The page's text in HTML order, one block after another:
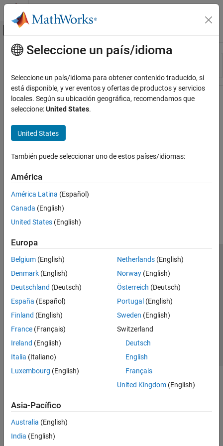
Saltar al contenido
Mostrar/ocultar menú de navegación
Recurso
Contenido principal
Seleccione un país/idioma
Seleccione un país/idioma para obtener contenido traducido, si
está disponible, y ver eventos y ofertas de productos y servicios
locales. Según su ubicación geográfica, recomendamos que
seleccione:United States.
United States
También puede seleccionar uno de estos países/idiomas:
América
América Latina (Español)
Canada (English)
United States (English)
Europa
Belgium (English)
Denmark (English)
Deutschland (Deutsch)
España (Español)
Finland (English)
France (Français)
Ireland (English)
Italia (Italiano)
Luxembourg (English)
Netherlands(English)
Norway(English)
Österreich (Deutsch)
Portugal (English)
Sweden (English)
Switzerland
Deutsch
English
Français
United Kingdom(English)
Asia-Pacífico
Australia (English)
India (English)
Centro de confianza
Marcas comerciales
Política de privacidad
Antipiratería
Estado de las aplicaciones
Información de contacto
© 1994-2026 The MathWorks, Inc.
Seleccione un país/